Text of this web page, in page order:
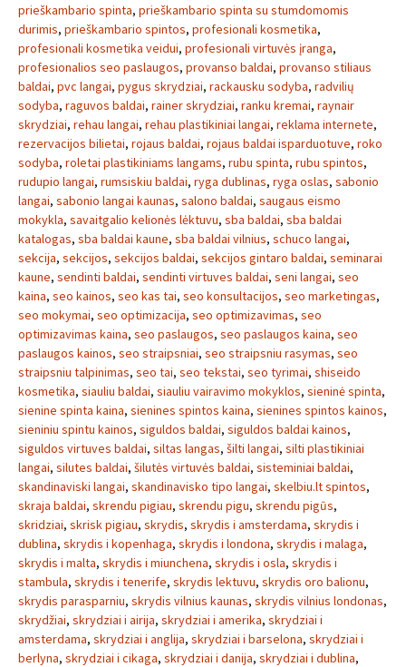
prieškambario spinta, prieškambario spinta su stumdomomis
durimis, prieškambario spintos, profesionali kosmetika,
profesionali kosmetika veidui, profesionali virtuvės įranga,
profesionalios seo paslaugos, provanso baldai, provanso stiliaus
baldai, pvc langai, pygus skrydziai, rackausku sodyba, radvilių
sodyba, raguvos baldai, rainer skrydziai, ranku kremai, raynair
skrydziai, rehau langai, rehau plastikiniai langai, reklama internete,
rezervacijos bilietai, rojaus baldai, rojaus baldai isparduotuve, roko
sodyba, roletai plastikiniams langams, rubu spinta, rubu spintos,
rudupio langai, rumsiskiu baldai, ryga dublinas, ryga oslas, sabonio
langai, sabonio langai kaunas, salono baldai, saugaus eismo
mokykla, savaitgalio kelionės lėktuvu, sba baldai, sba baldai
katalogas, sba baldai kaune, sba baldai vilnius, schuco langai,
sekcija, sekcijos, sekcijos baldai, sekcijos gintaro baldai, seminarai
kaune, sendinti baldai, sendinti virtuves baldai, seni langai, seo
kaina, seo kainos, seo kas tai, seo konsultacijos, seo marketingas,
seo mokymai, seo optimizacija, seo optimizavimas, seo
optimizavimas kaina, seo paslaugos, seo paslaugos kaina, seo
paslaugos kainos, seo straipsniai, seo straipsniu rasymas, seo
straipsniu talpinimas, seo tai, seo tekstai, seo tyrimai, shiseido
kosmetika, siauliu baldai, siauliu vairavimo mokyklos, sieninė spinta,
sienine spinta kaina, sienines spintos kaina, sienines spintos kainos,
sieniniu spintu kainos, siguldos baldai, siguldos baldai kainos,
siguldos virtuves baldai, siltas langas, šilti langai, silti plastikiniai
langai, silutes baldai, šilutės virtuvės baldai, sisteminiai baldai,
skandinaviski langai, skandinavisko tipo langai, skelbiu.lt spintos,
skraja baldai, skrendu pigiau, skrendu pigu, skrendu pigūs,
skridziai, skrisk pigiau, skrydis, skrydis i amsterdama, skrydis i
dublina, skrydis i kopenhaga, skrydis i londona, skrydis i malaga,
skrydis i malta, skrydis i miunchena, skrydis i osla, skrydis i
stambula, skrydis i tenerife, skrydis lektuvu, skrydis oro balionu,
skrydis parasparniu, skrydis vilnius kaunas, skrydis vilnius londonas,
skrydžiai, skrydziai i airija, skrydziai i amerika, skrydziai i
amsterdama, skrydziai i anglija, skrydziai i barselona, skrydziai i
berlyna, skrydziai i cikaga, skrydziai i danija, skrydziai i dublina,